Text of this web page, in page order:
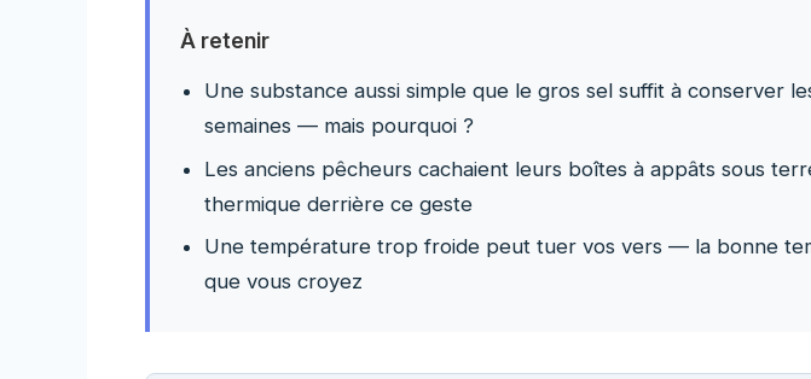
À retenir
Une substance aussi simple que le gros sel suffit à conserver
semaines — mais pourquoi ?
Les anciens pêcheurs cachaient leurs boîtes à appâts sous
thermique derrière ce geste
Une température trop froide peut tuer vos vers — la bonne
que vous croyez